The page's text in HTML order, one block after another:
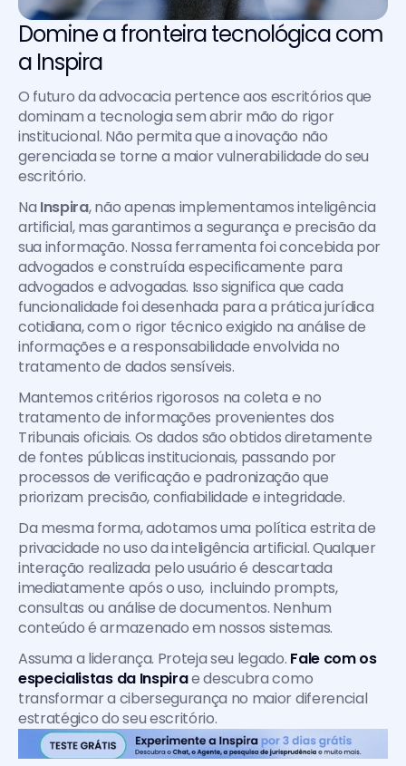
Domine a fronteira tecnológica com
a Inspira
O futuro da advocacia pertence aos escritórios que
dominam a tecnologia sem abrir mão do rigor
institucional. Não permita que a inovação não
gerenciada se torne a maior vulnerabilidade do seu
escritório.
Na Inspira, não apenas implementamos inteligência
artificial, mas garantimos a segurança e precisão da
sua informação. Nossa ferramenta foi concebida por
advogados e construída especificamente para
advogados e advogadas. Isso significa que cada
funcionalidade foi desenhada para a prática jurídica
cotidiana, com o rigor técnico exigido na análise de
informações e a responsabilidade envolvida no
tratamento de dados sensíveis.
Mantemos critérios rigorosos na coleta e no
tratamento de informações provenientes dos
Tribunais oficiais. Os dados são obtidos diretamente
de fontes públicas institucionais, passando por
processos de verificação e padronização que
priorizam precisão, confiabilidade e integridade.
Da mesma forma, adotamos uma política estrita de
privacidade no uso da inteligência artificial. Qualquer
interação realizada pelo usuário é descartada
imediatamente após o uso,  incluindo prompts,
consultas ou análise de documentos. Nenhum
conteúdo é armazenado em nossos sistemas.
Assuma a liderança. Proteja seu legado. Fale com os
especialistas da Inspira e descubra como
transformar a cibersegurança no maior diferencial
estratégico do seu escritório.